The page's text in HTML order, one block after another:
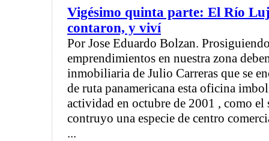
Vigésimo quinta parte: El Río
contaron, y viví
Por Jose Eduardo Bolzan.
emprendimientos en nuestra zona
inmobiliaria de Julio Carreras que se
de ruta panamericana esta oficina
actividad en octubre de 2001 , como el
contruyo una especie de centro
...